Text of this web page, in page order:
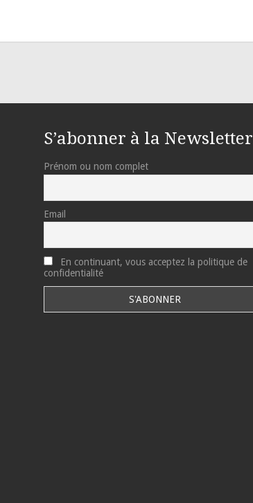
S’abonner à la Newsletter
Prénom ou nom complet
Email
En continuant, vous acceptez la politique de
confidentialité